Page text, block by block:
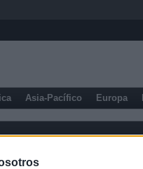
Asia-Pacífico Europa